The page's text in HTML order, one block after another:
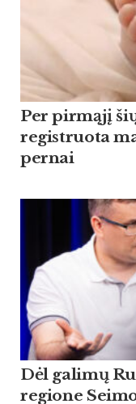
Per pirmąjį
registruota
pernai
Dėl galimų
regione